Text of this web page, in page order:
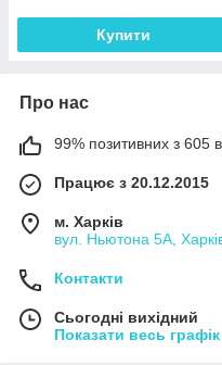
Купити
Про нас
99% позитивних з 605
Працює з 20.12.2015
м. Харків
вул. Ньютона 5А,
Контакти
Сьогодні вихідний
Показати весь